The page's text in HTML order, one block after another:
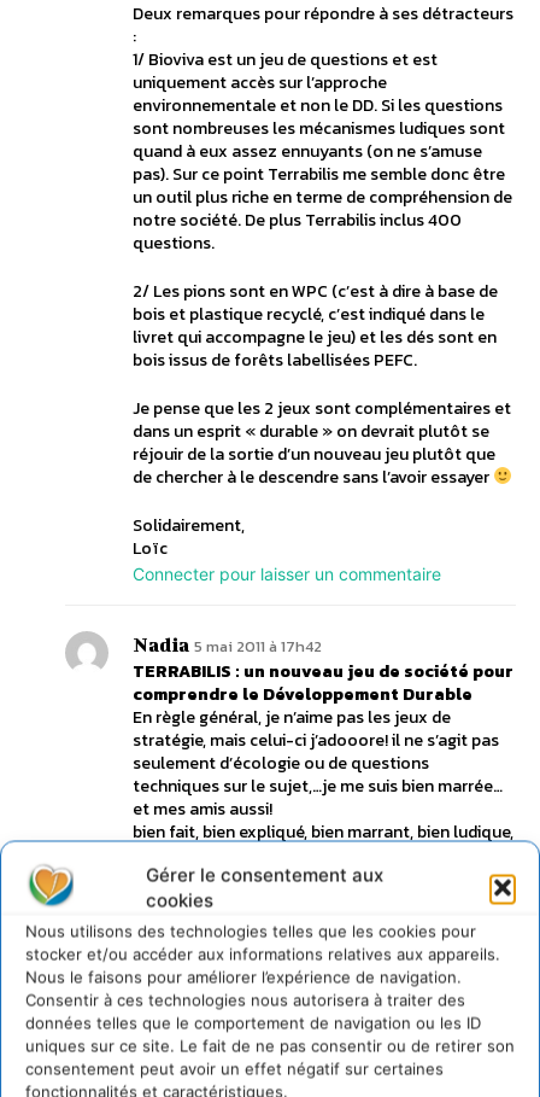
Gérer le consentement aux
cookies
Nous utilisons des technologies telles que les cookies pour
stocker et/ou accéder aux informations relatives aux appareils.
Nous le faisons pour améliorer l’expérience de navigation.
Consentir à ces technologies nous autorisera à traiter des
données telles que le comportement de navigation ou les ID
uniques sur ce site. Le fait de ne pas consentir ou de retirer son
consentement peut avoir un effet négatif sur certaines
fonctionnalités et caractéristiques.
Deux remarques pour répondre à ses détracteurs
:
1/ Bioviva est un jeu de questions et est
uniquement accès sur l’approche
environnementale et non le DD. Si les questions
sont nombreuses les mécanismes ludiques sont
quand à eux assez ennuyants (on ne s’amuse
pas). Sur ce point Terrabilis me semble donc être
un outil plus riche en terme de compréhension de
notre société. De plus Terrabilis inclus 400
questions.
2/ Les pions sont en WPC (c’est à dire à base de
bois et plastique recyclé, c’est indiqué dans le
livret qui accompagne le jeu) et les dés sont en
bois issus de forêts labellisées PEFC.
Je pense que les 2 jeux sont complémentaires et
dans un esprit « durable » on devrait plutôt se
réjouir de la sortie d’un nouveau jeu plutôt que
de chercher à le descendre sans l’avoir essayer
Solidairement,
Loïc
Connecter pour laisser un commentaire
Nadia 5 mai 2011 à 17h42
TERRABILIS : un nouveau jeu de société pour
comprendre le Développement Durable
En règle général, je n’aime pas les jeux de
stratégie, mais celui-ci j’adooore! il ne s’agit pas
seulement d’écologie ou de questions
techniques sur le sujet,…je me suis bien marrée…
et mes amis aussi!
bien fait, bien expliqué, bien marrant, bien ludique,
Connecter pour laisser un commentaire
Ecolodie 10 janvier 2012 à 18h20
TERRABILIS : un nouveau jeu de société pour
comprendre le Développement Durable
J’ai découvert Terrabilis à Noël, ce jeu est vraiment
très bien fait.
On joue, on apprend beaucoup de choses et surtout